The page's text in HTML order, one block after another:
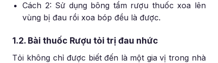
Cách 2: Sử dụng bông tẩm rượu thuốc xoa lên
vùng bị đau rồi xoa bóp đều là được.
1.2. Bài thuốc Rượu tỏi trị đau nhức
Tỏi không chỉ được biết đến là một gia vị trong nhà